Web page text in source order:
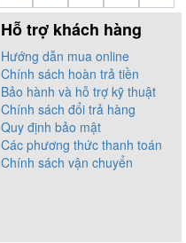
Hỗ trợ khách hàng
Hướng dẫn mua online
Chính sách hoàn trả tiền
Bảo hành và hỗ trợ kỹ thuật
Chính sách đổi trả hàng
Quy định bảo mật
Các phương thức thanh toán
Chính sách vận chuyển